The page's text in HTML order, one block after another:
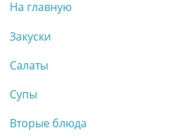
На главную
Закуски
Салаты
Супы
Вторые блюда